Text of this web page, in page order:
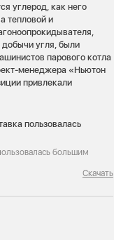
углерод, как него
тепловой и
добычи угля, были
парового котла
менеджера «Ньютон
привлекали
большим
Скачать